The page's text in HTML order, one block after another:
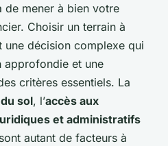
de mener à bien votre
Choisir un terrain à
une décision complexe qui
approfondie et une
critères essentiels. La
sol, l’accès aux
et administratifs
sont autant de facteurs à